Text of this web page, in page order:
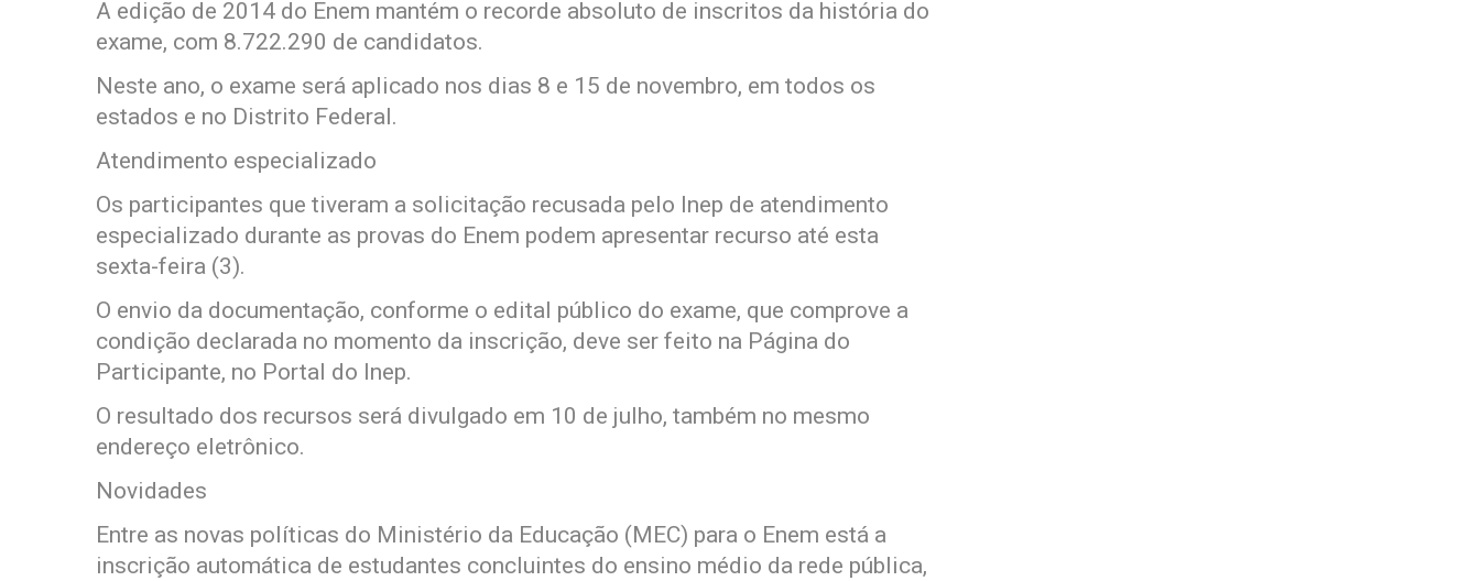
A edição de 2014 do Enem mantém o recorde absoluto de inscritos da história do
exame, com 8.722.290 de candidatos.
Neste ano, o exame será aplicado nos dias 8 e 15 de novembro, em todos os
estados e no Distrito Federal.
Atendimento especializado
Os participantes que tiveram a solicitação recusada pelo Inep de atendimento
especializado durante as provas do Enem podem apresentar recurso até esta
sexta-feira (3).
O envio da documentação, conforme o edital público do exame, que comprove a
condição declarada no momento da inscrição, deve ser feito na Página do
Participante, no Portal do Inep.
O resultado dos recursos será divulgado em 10 de julho, também no mesmo
endereço eletrônico.
Novidades
Entre as novas políticas do Ministério da Educação (MEC) para o Enem está a
inscrição automática de estudantes concluintes do ensino médio da rede pública,